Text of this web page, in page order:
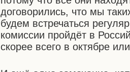
договорились, что мы
будем встречаться
комиссии пройдёт в
скорее всего в октябре